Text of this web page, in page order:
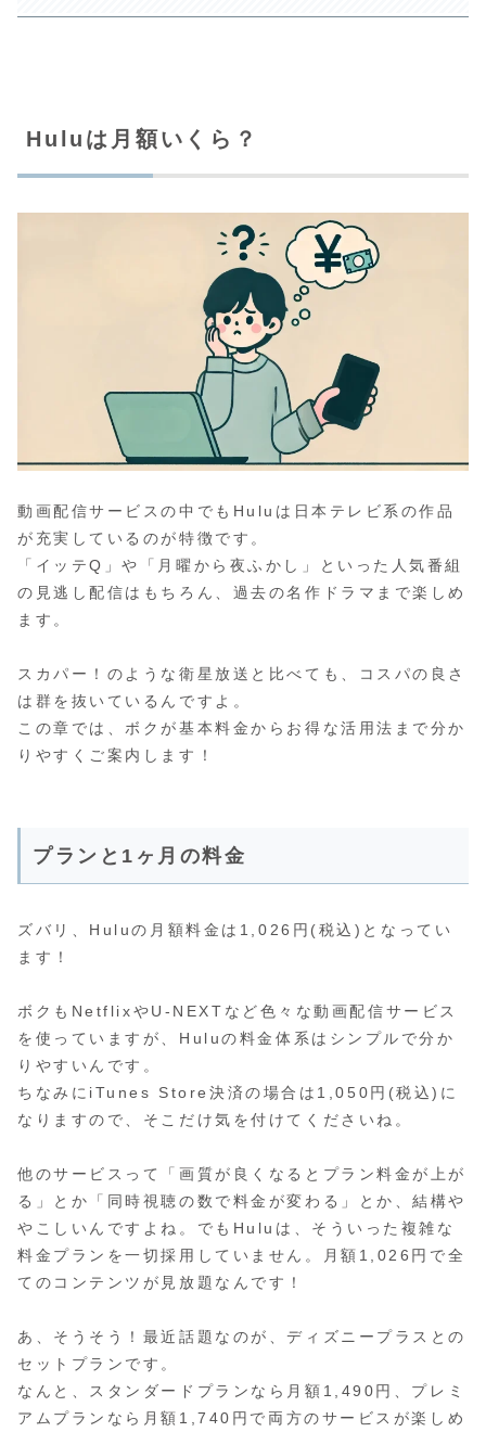
Huluは月額いくら？
動画配信サービスの中でもHuluは日本テレビ系の作品
が充実しているのが特徴です。
「イッテQ」や「月曜から夜ふかし」といった人気番組
の見逃し配信はもちろん、過去の名作ドラマまで楽しめ
ます。
スカパー！のような衛星放送と比べても、コスパの良さ
は群を抜いているんですよ。
この章では、ボクが基本料金からお得な活用法まで分か
りやすくご案内します！
プランと1ヶ月の料金
ズバリ、Huluの月額料金は1,026円(税込)となってい
ます！
ボクもNetflixやU-NEXTなど色々な動画配信サービス
を使っていますが、Huluの料金体系はシンプルで分か
りやすいんです。
ちなみにiTunes Store決済の場合は1,050円(税込)に
なりますので、そこだけ気を付けてくださいね。
他のサービスって「画質が良くなるとプラン料金が上が
る」とか「同時視聴の数で料金が変わる」とか、結構や
やこしいんですよね。でもHuluは、そういった複雑な
料金プランを一切採用していません。月額1,026円で全
てのコンテンツが見放題なんです！
あ、そうそう！最近話題なのが、ディズニープラスとの
セットプランです。
なんと、スタンダードプランなら月額1,490円、プレミ
アムプランなら月額1,740円で両方のサービスが楽しめ